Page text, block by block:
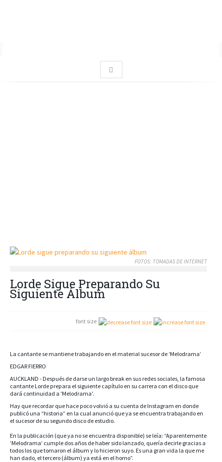
FOTOS: TOMADAS DE INTERNET
Lorde Sigue Preparando Su
Siguiente Álbum
font size
La cantante se mantiene trabajando en el material sucesor de ‘Melodrama’
EDGAR FIERRO
AUCKLAND - Después de darse un largo break en sus redes sociales, la famosa
cantante Lorde prepara el siguiente capítulo en su carrera con el disco que
dará continuidad a 'Melodrama'.
Hay que recordar que hace poco volvió a su cuenta de Instagram en donde
publicó una “historia” en la cual anunció que ya se encuentra trabajando en
el sucesor de su segundo disco de estudio.
En la publicación (que ya no se encuentra disponible) se leía: “Aparentemente
’Melodrama’ cumple dos años de haber sido lanzado, quería decirle gracias a
todos los que tomaron el álbum y lo hicieron suyo. Es una gran vida la que me
han dado, el tercero (álbum) ya está en el horno”.